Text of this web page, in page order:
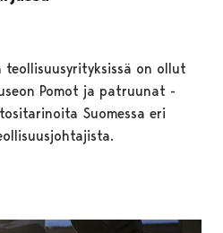
teollisuusyrityksissä on ollut
Pomot ja patruunat -
Suomessa eri